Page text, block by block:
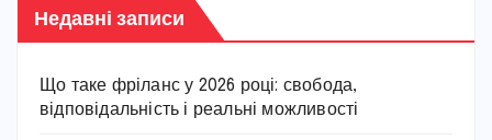
Недавні записи
Що таке фріланс у 2026 році: свобода,
відповідальність і реальні можливості